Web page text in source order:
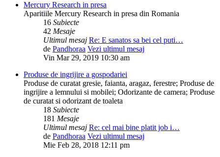
Mercury Research in presa
Aparitiile Mercury Research in presa din Romania
16 Subiecte
42 Mesaje
Ultimul mesaj Re: E sanatos sa bei cel puti…
de Pandhoraa Vezi ultimul mesaj
Vin Mar 29, 2019 10:30 am
Produse de ingrijire a gospodariei
Produse de curatat gresie, faianta, aragaz, ferestre; Produse de
ingrijire a lemnului si mobilei; Odorizante de camera; Produse
de curatat si odorizant de toaleta
18 Subiecte
181 Mesaje
Ultimul mesaj Re: cel mai bine platit job i…
de Pandhoraa Vezi ultimul mesaj
Mie Feb 28, 2018 12:11 pm